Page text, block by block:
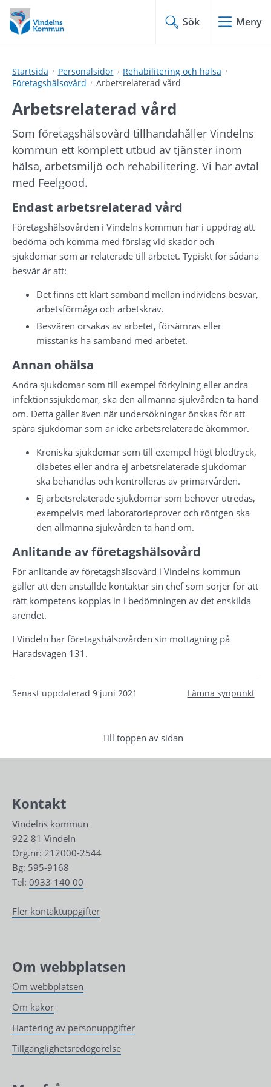
Hoppa
till
innehåll
Hoppa
till
undermeny
Sök Meny
Startsida Personalsidor
Rehabilitering och hälsa
Företagshälsovård
Arbetsrelaterad vård
Arbetsrelaterad vård
Som företagshälsovård tillhandahåller Vindelns
kommun ett komplett utbud av tjänster inom
hälsa, arbetsmiljö och rehabilitering. Vi har avtal
med Feelgood.
Endast arbetsrelaterad vård
Företagshälsovården i Vindelns kommun har i uppdrag att
bedöma och komma med förslag vid skador och
sjukdomar som är relaterade till arbetet. Typiskt för sådana
besvär är att:
Det finns ett klart samband mellan individens besvär,
arbetsförmåga och arbetskrav.
Besvären orsakas av arbetet, försämras eller
misstänks ha samband med arbetet.
Annan ohälsa
Andra sjukdomar som till exempel förkylning eller andra
infektionssjukdomar, ska den allmänna sjukvården ta hand
om. Detta gäller även när undersökningar önskas för att
spåra sjukdomar som är icke arbetsrelaterade åkommor.
Kroniska sjukdomar som till exempel högt blodtryck,
diabetes eller andra ej arbetsrelaterade sjukdomar
ska behandlas och kontrolleras av primärvården.
Ej arbetsrelaterade sjukdomar som behöver utredas,
exempelvis med laboratorieprover och röntgen ska
den allmänna sjukvården ta hand om.
Anlitande av företagshälsovård
För anlitande av företagshälsovård i Vindelns kommun
gäller att den anställde kontaktar sin chef som sörjer för att
rätt kompetens kopplas in i bedömningen av det enskilda
ärendet.
I Vindeln har företagshälsovården sin mottagning på
Häradsvägen 131.
Senast uppdaterad 9 juni 2021 Lämna synpunkt
Till toppen av sidan
Kontakt
Vindelns kommun
922 81 Vindeln
Org.nr: 212000-2544
Bg: 595-9168
Tel: 0933-140 00
Fler kontaktuppgifter
Om webbplatsen
Om webbplatsen
Om kakor
Hantering av personuppgifter
Tillgänglighetsredogörelse